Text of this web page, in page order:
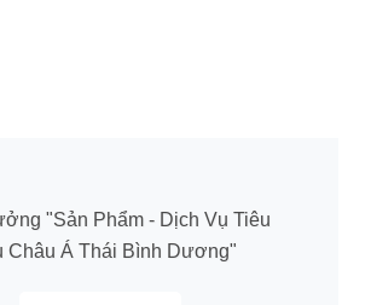
"Sản Phẩm - Dịch Vụ Tiêu
Châu Á Thái Bình Dương"